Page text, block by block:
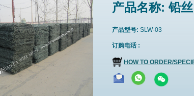
产品名称: 铅
产品型号: SLW-03
订购电话 :
HOW TO ORDER/